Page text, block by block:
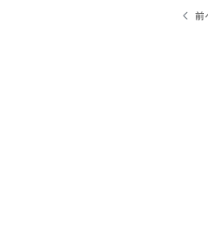
前